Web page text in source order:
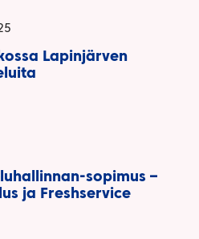
Lapinjärven
sopimus –
ja Freshservice